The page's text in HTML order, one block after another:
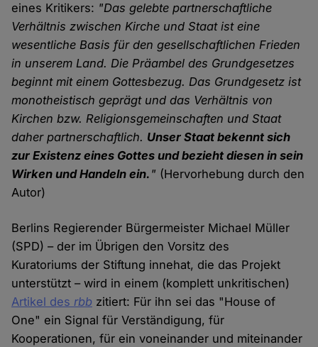
eines Kritikers: "Das gelebte partnerschaftliche
Verhältnis zwischen Kirche und Staat ist eine
wesentliche Basis für den gesellschaftlichen Frieden
in unserem Land. Die Präambel des Grundgesetzes
beginnt mit einem Gottesbezug. Das Grundgesetz ist
monotheistisch geprägt und das Verhältnis von
Kirchen bzw. Religionsgemeinschaften und Staat
daher partnerschaftlich. Unser Staat bekennt sich
zur Existenz eines Gottes und bezieht diesen in sein
Wirken und Handeln ein. " (Hervorhebung durch den
Autor)
Berlins Regierender Bürgermeister Michael Müller
(SPD) – der im Übrigen den Vorsitz des
Kuratoriums der Stiftung innehat, die das Projekt
unterstützt – wird in einem (komplett unkritischen)
Artikel desrbb zitiert: Für ihn sei das "House of
One" ein Signal für Verständigung, für
Kooperationen, für ein voneinander und miteinander